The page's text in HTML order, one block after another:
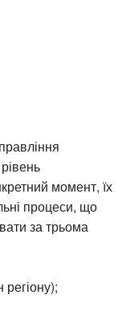
момент, їх
процеси, що
за трьома